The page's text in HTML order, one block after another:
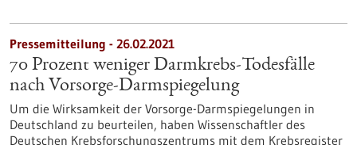
Pressemitteilung - 26.02.2021
70 Prozent weniger Darmkrebs-Todesfälle
nach Vorsorge-Darmspiegelung
Um die Wirksamkeit der Vorsorge-Darmspiegelungen in
Deutschland zu beurteilen, haben Wissenschaftler des
Deutschen Krebsforschungszentrums mit dem Krebsregister